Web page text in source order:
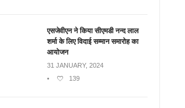
एसजेवीएन ने किया सीएमडी नन्‍द लाल
शर्मा के लिए विदाई सम्मान समारोह का
आयोजन
31 JANUARY, 2024
•
139